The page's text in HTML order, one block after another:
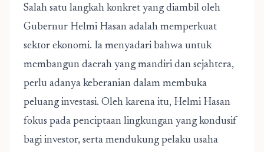
Salah satu langkah konkret yang diambil oleh
Gubernur Helmi Hasan adalah memperkuat
sektor ekonomi. Ia menyadari bahwa untuk
membangun daerah yang mandiri dan sejahtera,
perlu adanya keberanian dalam membuka
peluang investasi. Oleh karena itu, Helmi Hasan
fokus pada penciptaan lingkungan yang kondusif
bagi investor, serta mendukung pelaku usaha